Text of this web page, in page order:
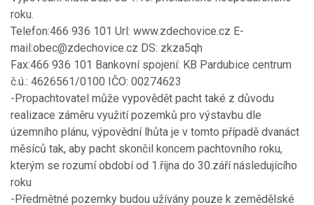
roku.
Telefon:466 936 101 Url: www.zdechovice.cz E-
mail:obec@zdechovice.cz DS: zkza5qh
Fax:466 936 101 Bankovní spojení: KB Pardubice centrum
č.ú.: 4626561/0100 IČO: 00274623
-Propachtovatel může vypovědět pacht také z důvodu
realizace záměru využití pozemků pro výstavbu dle
územního plánu, výpovědní lhůta je v tomto případě dvanáct
měsíců tak, aby pacht skončil koncem pachtovního roku,
kterým se rozumí období od 1.října do 30.září následujícího
roku
-Předmětné pozemky budou užívány pouze k zemědělské